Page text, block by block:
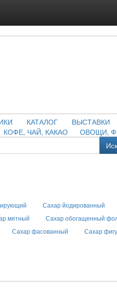
КАТАЛОГ ВЫСТАВКИ
КОФЕ, ЧАЙ, КАКАО ОВОЩИ,
Сахар йодированный
мятный Сахар обогащенный
Сахар фасованный Сахар